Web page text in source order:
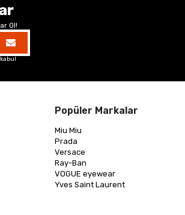
Ol!
Popüler Markalar
Miu Miu
Prada
Versace
Ray-Ban
VOGUE eyewear
Yves Saint Laurent